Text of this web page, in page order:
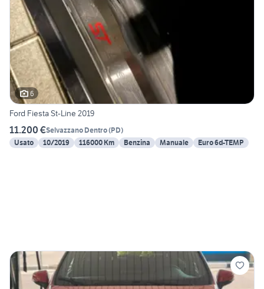
6
Ford Fiesta St-Line 2019
11.200 €Selvazzano Dentro(PD)
Usato
10/2019 116000 Km Benzina Manuale Euro 6d-TEMP